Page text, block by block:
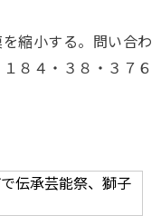
縮小する。問い合わ
８４・３８・３７６
伝承芸能祭、獅子